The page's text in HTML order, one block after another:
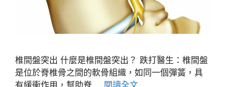
椎間盤突出 什麼是椎間盤突出？ 跌打醫生：椎間盤
是位於脊椎骨之間的軟骨組織，如同一個彈簧，具